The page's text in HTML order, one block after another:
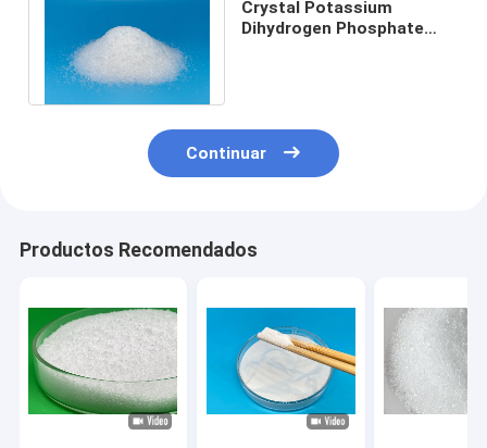
Crystal Potassium
Dihydrogen Phosphate
Continuar
Productos Recomendados